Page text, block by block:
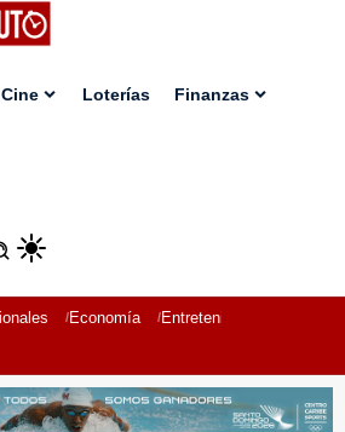
Cine Loterías Finanzas
Economía Entretenimiento